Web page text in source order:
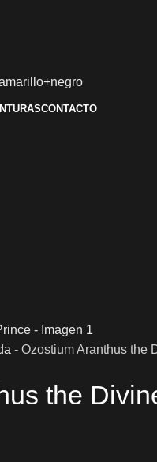
CONTACTO
- Ozostium Aranthus the
the